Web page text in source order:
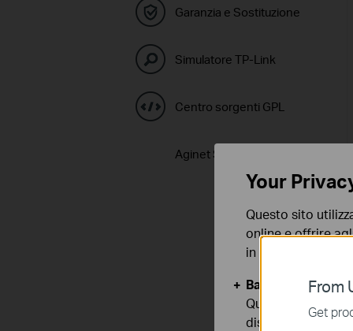
Garanzia e Sostituzione
Simulatore TP-Link
Centro sorgenti GPL
Aginet Solution
From
Get
Your
Questo sito
online e offrire
in qualunque
Basic Cookies
Questi cookies
disattivati nel tuo